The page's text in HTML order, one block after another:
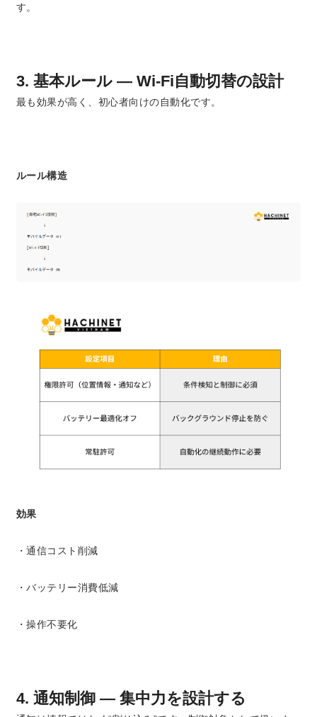
す。
3. 基本ルール ― Wi-Fi自動切替の設計
最も効果が高く、初心者向けの自動化です。
ルール構造
効果
・通信コスト削減
・バッテリー消費低減
・操作不要化
4. 通知制御 ― 集中力を設計する